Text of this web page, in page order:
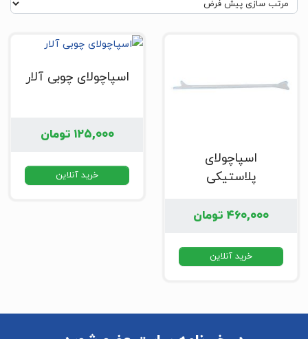
اسپاچولای
پلاستیکی
۴۶۰,۰۰۰ تومان
خرید آنلاین
اسپاچولای چوبی آلار
۱۲۵,۰۰۰ تومان
خرید آنلاین